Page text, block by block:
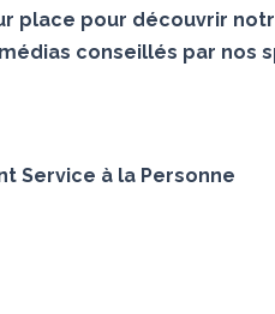
place pour découvrir
conseillés par nos
Service à la Personne